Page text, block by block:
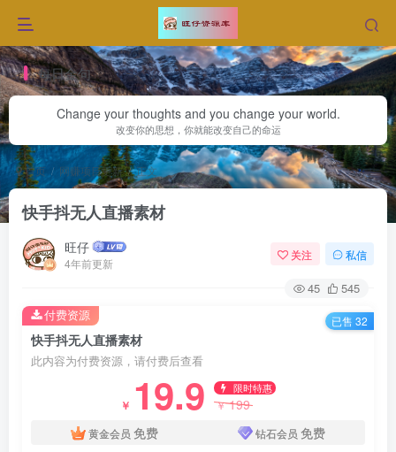
每日金句
Change your thoughts and you change your world.
改变你的思想，你就能改变自己的命运
首页 网赚项目更新 正文
快手抖无人直播素材
旺仔
4年前更新
关注 私信
45 545
快手抖无人直播素材
此内容为付费资源，请付费后查看
￥ 19.9 限时特惠
￥199
黄金会员 免费 钻石会员 免费
付费资源 已售 32